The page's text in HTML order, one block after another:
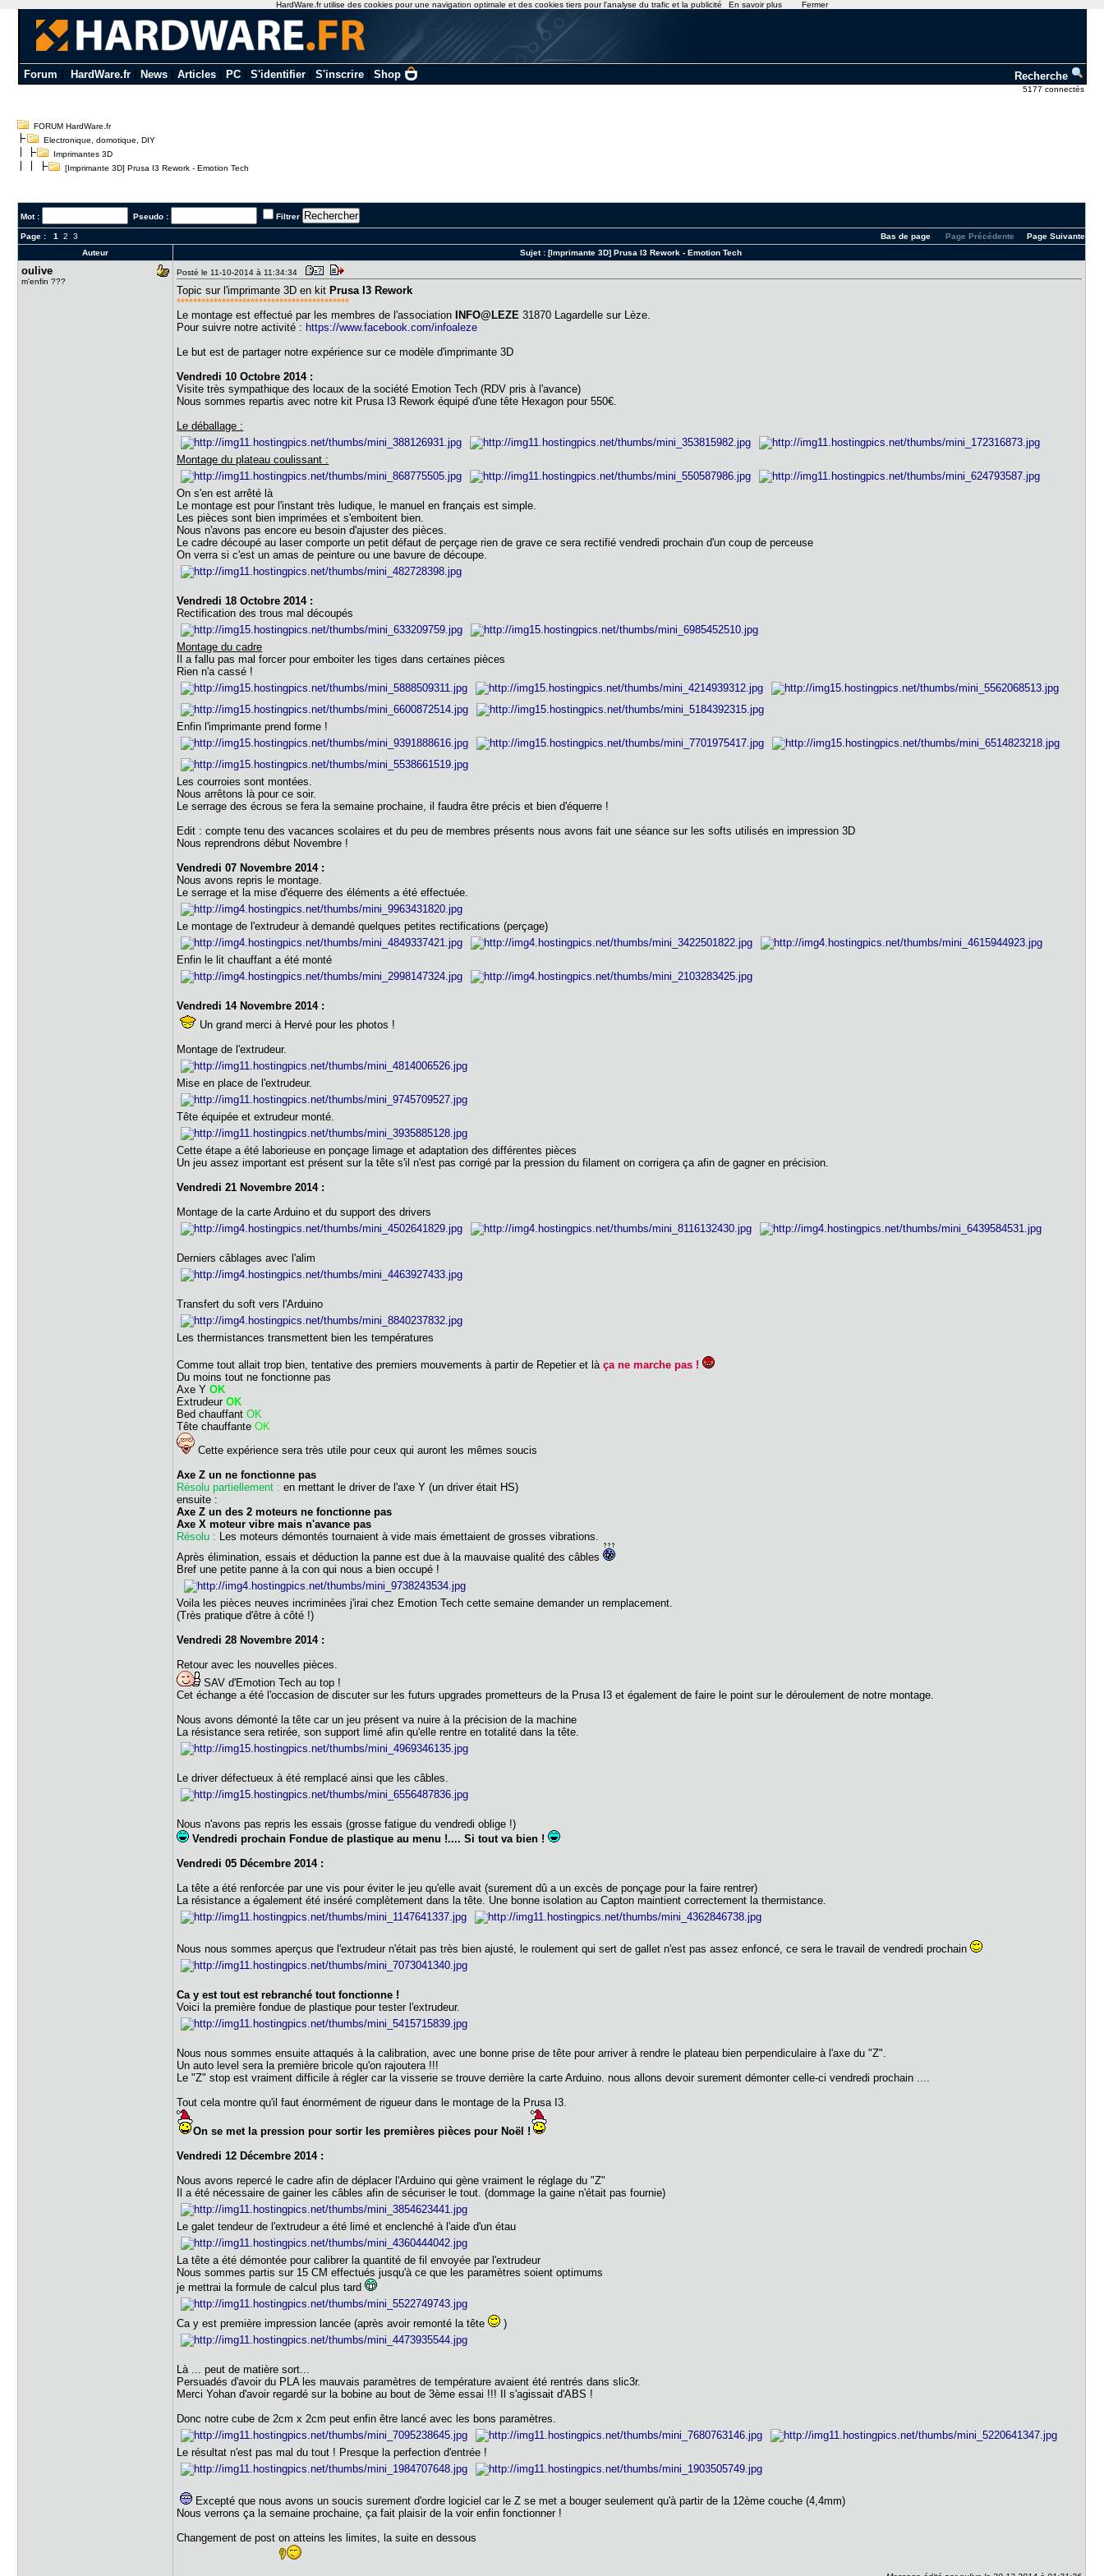
Forum HardWare.fr| News| Articles| PC| S'identifier| S'inscrire| Shop Recherche
5177 connectés
FORUM HardWare.fr
Electronique, domotique, DIY
Imprimantes 3D
[Imprimante 3D] Prusa I3 Rework - Emotion Tech
Mot : Pseudo : Filtrer
Page : 1 2 3 Page Suivante
Page Précédente
Bas de page
Auteur
Sujet : [Imprimante 3D] Prusa I3 Rework - Emotion Tech
oulive
m'enfin ???
Posté le 11-10-2014 à 11:34:34
Topic sur l'imprimante 3D en kit Prusa I3 Rework
******************************************
Le montage est effectué par les membres de l'association
INFO@LEZE 31870 Lagardelle sur Lèze.
Pour suivre notre activité : https://www.facebook.com/infoaleze
Le but est de partager notre expérience sur ce modèle d'imprimante 3D
Vendredi 10 Octobre 2014 :
Visite très sympathique des locaux de la société Emotion Tech (RDV pris à l'avance)
Nous sommes repartis avec notre kit Prusa I3 Rework équipé d'une tête Hexagon pour 550€.
Le déballage :
Montage du plateau coulissant :
On s'en est arrêté là
Le montage est pour l'instant très ludique, le manuel en français est simple.
Les pièces sont bien imprimées et s'emboitent bien.
Nous n'avons pas encore eu besoin d'ajuster des pièces.
Le cadre découpé au laser comporte un petit défaut de perçage rien de grave ce sera rectifié vendredi prochain d'un coup de perceuse
On verra si c'est un amas de peinture ou une bavure de découpe.
Vendredi 18 Octobre 2014 :
Rectification des trous mal découpés
Montage du cadre
Il a fallu pas mal forcer pour emboiter les tiges dans certaines pièces
Rien n'a cassé !
Enfin l'imprimante prend forme !
Les courroies sont montées.
Nous arrêtons là pour ce soir.
Le serrage des écrous se fera la semaine prochaine, il faudra être précis et bien d'équerre !
Edit : compte tenu des vacances scolaires et du peu de membres présents nous avons fait une séance sur les softs utilisés en impression 3D
Nous reprendrons début Novembre !
Vendredi 07 Novembre 2014 :
Nous avons repris le montage.
Le serrage et la mise d'équerre des éléments a été effectuée.
Le montage de l'extrudeur à demandé quelques petites rectifications (perçage)
Enfin le lit chauffant a été monté
Vendredi 14 Novembre 2014 :
Un grand merci à Hervé pour les photos !
Montage de l'extrudeur.
Mise en place de l'extrudeur.
Tête équipée et extrudeur monté.
Cette étape a été laborieuse en ponçage limage et adaptation des différentes pièces
Un jeu assez important est présent sur la tête s'il n'est pas corrigé par la pression du filament on corrigera ça afin de gagner en précision.
Vendredi 21 Novembre 2014 :
Montage de la carte Arduino et du support des drivers
Derniers câblages avec l'alim
Transfert du soft vers l'Arduino
Les thermistances transmettent bien les températures
Comme tout allait trop bien, tentative des premiers mouvements à partir de Repetier et làça ne marche pas !
Du moins tout ne fonctionne pas
Axe YOK
ExtrudeurOK
Bed chauffantOK
Tête chauffanteOK
Cette expérience sera très utile pour ceux qui auront les mêmes soucis
Axe Z un ne fonctionne pas
Résolu partiellement : en mettant le driver de l'axe Y (un driver était HS)
ensuite :
Axe Z un des 2 moteurs ne fonctionne pas
Axe X moteur vibre mais n'avance pas
Résolu : Les moteurs démontés tournaient à vide mais émettaient de grosses vibrations.
Après élimination, essais et déduction la panne est due à la mauvaise qualité des câbles
Bref une petite panne à la con qui nous a bien occupé !
Voila les pièces neuves incriminées j'irai chez Emotion Tech cette semaine demander un remplacement.
(Très pratique d'être à côté !)
Vendredi 28 Novembre 2014 :
Retour avec les nouvelles pièces.
SAV d'Emotion Tech au top !
Cet échange a été l'occasion de discuter sur les futurs upgrades prometteurs de la Prusa I3 et également de faire le point sur le déroulement de notre montage.
Nous avons démonté la tête car un jeu présent va nuire à la précision de la machine
La résistance sera retirée, son support limé afin qu'elle rentre en totalité dans la tête.
Le driver défectueux à été remplacé ainsi que les câbles.
Nous n'avons pas repris les essais (grosse fatigue du vendredi oblige !)
Vendredi prochain Fondue de plastique au menu !.... Si tout va bien !
Vendredi 05 Décembre 2014 :
La tête a été renforcée par une vis pour éviter le jeu qu'elle avait (surement dû a un excès de ponçage pour la faire rentrer)
La résistance a également été inséré complètement dans la tête. Une bonne isolation au Capton maintient correctement la thermistance.
Nous nous sommes aperçus que l'extrudeur n'était pas très bien ajusté, le roulement qui sert de gallet n'est pas assez enfoncé, ce sera le travail de vendredi prochain
Ca y est tout est rebranché tout fonctionne !
Voici la première fondue de plastique pour tester l'extrudeur.
Nous nous sommes ensuite attaqués à la calibration, avec une bonne prise de tête pour arriver à rendre le plateau bien perpendiculaire à l'axe du "Z".
Un auto level sera la première bricole qu'on rajoutera !!!
Le "Z" stop est vraiment difficile à régler car la visserie se trouve derrière la carte Arduino. nous allons devoir surement démonter celle-ci vendredi prochain ....
Tout cela montre qu'il faut énormément de rigueur dans le montage de la Prusa I3.
On se met la pression pour sortir les premières pièces pour Noël !
Vendredi 12 Décembre 2014 :
Nous avons repercé le cadre afin de déplacer l'Arduino qui gène vraiment le réglage du "Z"
Il a été nécessaire de gainer les câbles afin de sécuriser le tout. (dommage la gaine n'était pas fournie)
Le galet tendeur de l'extrudeur a été limé et enclenché à l'aide d'un étau
La tête a été démontée pour calibrer la quantité de fil envoyée par l'extrudeur
Nous sommes partis sur 15 CM effectués jusqu'à ce que les paramètres soient optimums
je mettrai la formule de calcul plus tard
Ca y est première impression lancée (après avoir remonté la tête )
Là ... peut de matière sort...
Persuadés d'avoir du PLA les mauvais paramètres de température avaient été rentrés dans slic3r.
Merci Yohan d'avoir regardé sur la bobine au bout de 3ème essai !!! Il s'agissait d'ABS !
Donc notre cube de 2cm x 2cm peut enfin être lancé avec les bons paramètres.
Le résultat n'est pas mal du tout ! Presque la perfection d'entrée !
Excepté que nous avons un soucis surement d'ordre logiciel car le Z se met a bouger seulement qu'à partir de la 12ème couche (4,4mm)
Nous verrons ça la semaine prochaine, ça fait plaisir de la voir enfin fonctionner !
Changement de post on atteins les limites, la suite en dessous
HardWare.fr utilise des cookies pour une navigation optimale et des cookies tiers pour l'analyse du trafic et la publicité En savoir plus Fermer